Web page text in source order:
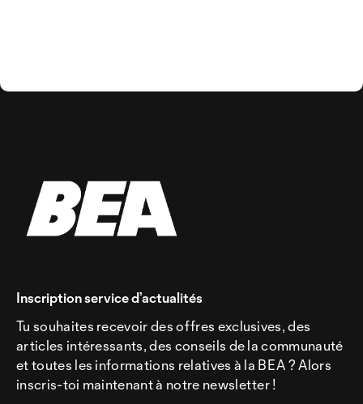
Inscription service d’actualités
Tu souhaites recevoir des offres exclusives, des
articles intéressants, des conseils de la communauté
et toutes les informations relatives à la BEA ? Alors
inscris-toi maintenant à notre newsletter !